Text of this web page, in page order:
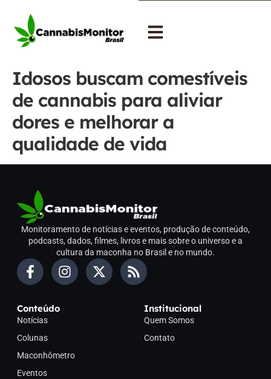
Idosos buscam comestíveis
de cannabis para aliviar
dores e melhorar a
qualidade de vida
Monitoramento de notícias e eventos, produção de conteúdo,
podcasts, dados, filmes, livros e mais sobre o universo e a
cultura da maconha no Brasil e no mundo.
Conteúdo
Notícias
Colunas
Maconhômetro
Eventos
Institucional
Quem Somos
Contato